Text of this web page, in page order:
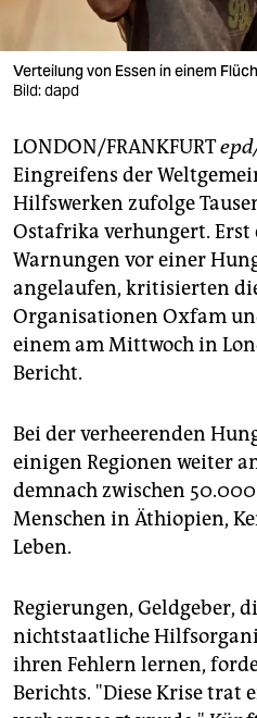
veranstaltungen
fragen & hilfe
unterstützen
abo
genossenschaft
epaper login
Verteilung von Essen in einem
Bild: dapd
LONDON/FRANKFURT
Eingreifens der
Hilfswerken zufolge
Ostafrika verhungert. Erst
Warnungen vor einer
angelaufen, kritisierten
Organisationen Oxfam
einem am Mittwoch in
Bericht.
Bei der verheerenden
einigen Regionen weiter
demnach zwischen
Menschen in Äthiopien,
Leben.
Regierungen, Geldgeber,
nichtstaatliche
ihren Fehlern lernen,
Berichts. "Diese Krise trat